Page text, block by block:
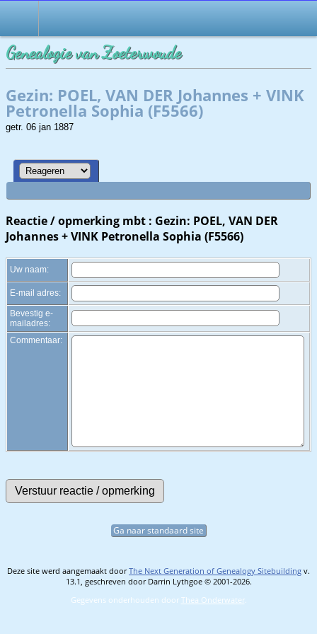
Genealogie van Zoeterwoude
Gezin: POEL, VAN DER Johannes + VINK
Petronella Sophia (F5566)
getr. 06 jan 1887
Reactie / opmerking mbt : Gezin: POEL, VAN DER
Johannes + VINK Petronella Sophia (F5566)
Uw naam:
E-mail adres:
Bevestig e-
mailadres:
Commentaar:
Ga naar standaard site
Deze site werd aangemaakt doorThe Next Generation of Genealogy Sitebuilding v.
13.1, geschreven door Darrin Lythgoe © 2001-2026.
Gegevens onderhouden door Thea Onderwater.